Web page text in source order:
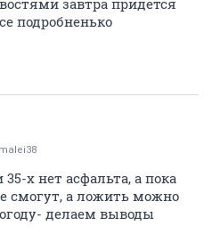
завтра придется
подробненько
х нет асфальта, а пока
смогут, а ложить можно
делаем выводы